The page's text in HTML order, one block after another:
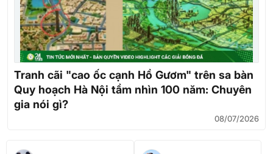
Tranh cãi "cao ốc cạnh Hồ Gươm" trên sa bàn
Quy hoạch Hà Nội tầm nhìn 100 năm: Chuyên
gia nói gì?
08/07/2026